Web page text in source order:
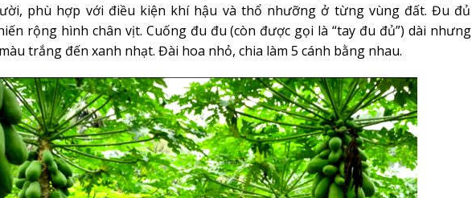
phù hợp với điều kiện khí hậu và thổ nhưỡng ở từng vùng đất. Đu đủ
rộng hình chân vịt. Cuống đu đu (còn được gọi là “tay đu đủ”) dài nhưng
trắng đến xanh nhạt. Đài hoa nhỏ, chia làm 5 cánh bằng nhau.